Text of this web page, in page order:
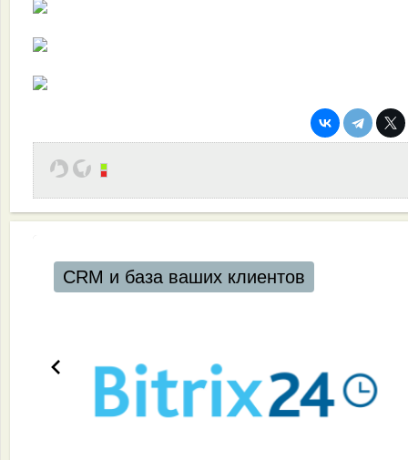
CRM и база ваших клиентов